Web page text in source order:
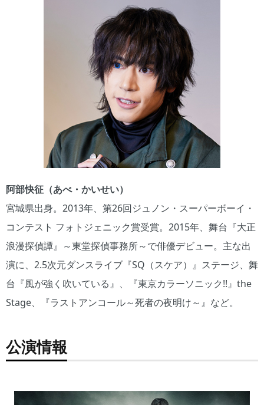
阿部快征（あべ・かいせい）
宮城県出身。2013年、第26回ジュノン・スーパーボーイ・
コンテスト フォトジェニック賞受賞。2015年、舞台『大正
浪漫探偵譚』～東堂探偵事務所～で俳優デビュー。主な出
演に、2.5次元ダンスライブ『SQ（スケア）』ステージ、舞
台『風が強く吹いている』、『東京カラーソニック!!』the
Stage、『ラストアンコール～死者の夜明け～』など。
公演情報